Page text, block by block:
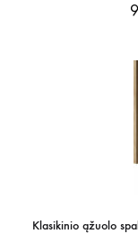
Klasikinio ąžuolo